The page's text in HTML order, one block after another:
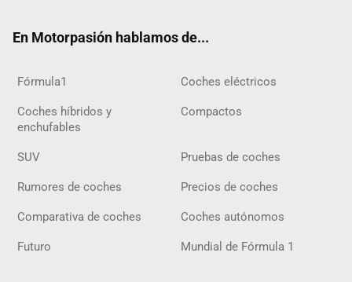
En Motorpasión hablamos de...
Fórmula1 Coches eléctricos
Coches híbridos y
enchufables
Compactos
SUV Pruebas de coches
Rumores de coches Precios de coches
Comparativa de coches Coches autónomos
Futuro Mundial de Fórmula 1